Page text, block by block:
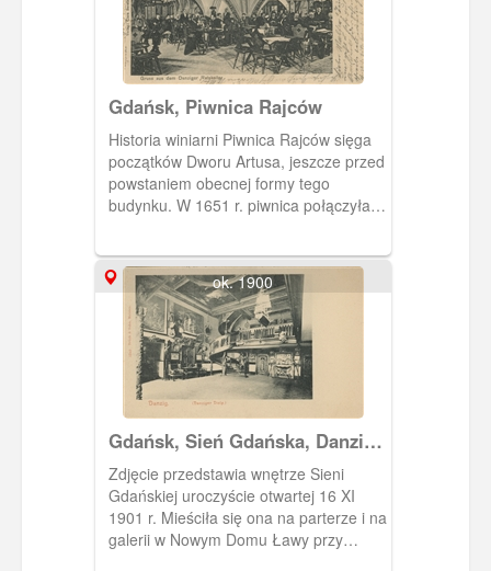
Gdańsk, Piwnica Rajców
Historia winiarni Piwnica Rajców sięga
początków Dworu Artusa, jeszcze przed
powstaniem obecnej formy tego
budynku. W 1651 r. piwnica połączyła
ok. 1900
Gdańsk, Sień Gdańska, Danzig
Danziger Diele
Zdjęcie przedstawia wnętrze Sieni
Gdańskiej uroczyście otwartej 16 XI
1901 r. Mieściła się ona na parterze i na
galerii w Nowym Domu Ławy przy